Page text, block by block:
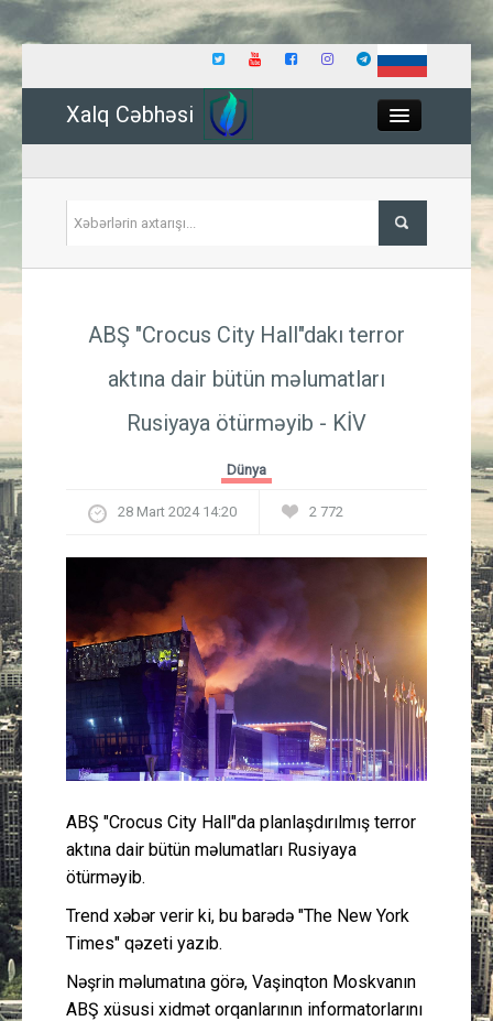
Xalq Cəbhəsi
İqtisadiyyat
Güney Azərbaycan
Müsahibə
Layihə
Cəmiyyət
Peşə etikası
Əlaqə
ABŞ "Crocus City Hall"dakı terror
aktına dair bütün məlumatları
Rusiyaya ötürməyib - KİV
Dünya
28 Mart 2024 14:20 2 772
ABŞ "Crocus City Hall"da planlaşdırılmış terror
aktına dair bütün məlumatları Rusiyaya
ötürməyib.
Trend xəbər verir ki, bu barədə "The New York
Times" qəzeti yazıb.
Nəşrin məlumatına görə, Vaşinqton Moskvanın
ABŞ xüsusi xidmət orqanlarının informatorlarını